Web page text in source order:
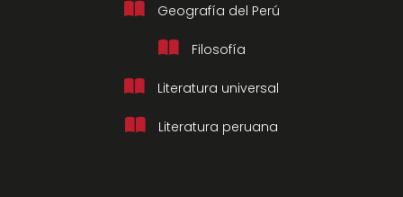
Geografía del Perú
Filosofía
Literatura universal
Literatura peruana